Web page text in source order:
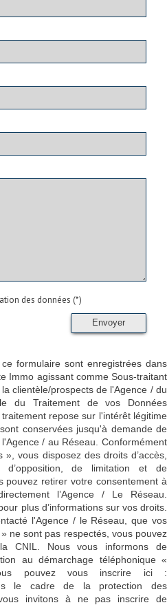
des données (*)
Envoyer
formulaire sont enregistrées dans
Immo agissant comme Sous-traitant
clientèle/prospects de l'Agence / du
du Traitement de vos Données
repose sur l'intérêt légitime
conservées jusqu'à demande de
/ au Réseau. Conformément
vous disposez des droits d’accès,
d’opposition, de limitation et de
pouvez retirer votre consentement à
l’Agence / Le Réseau.
plus d’informations sur vos droits.
l'Agence / le Réseau, que vos
ne sont pas respectés, vous pouvez
CNIL. Nous vous informons de
au démarchage téléphonique «
pouvez vous inscrire ici :
le cadre de la protection des
invitons à ne pas inscrire de